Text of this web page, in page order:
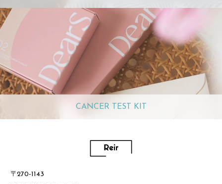
CANCER TEST KIT
〒270-1143